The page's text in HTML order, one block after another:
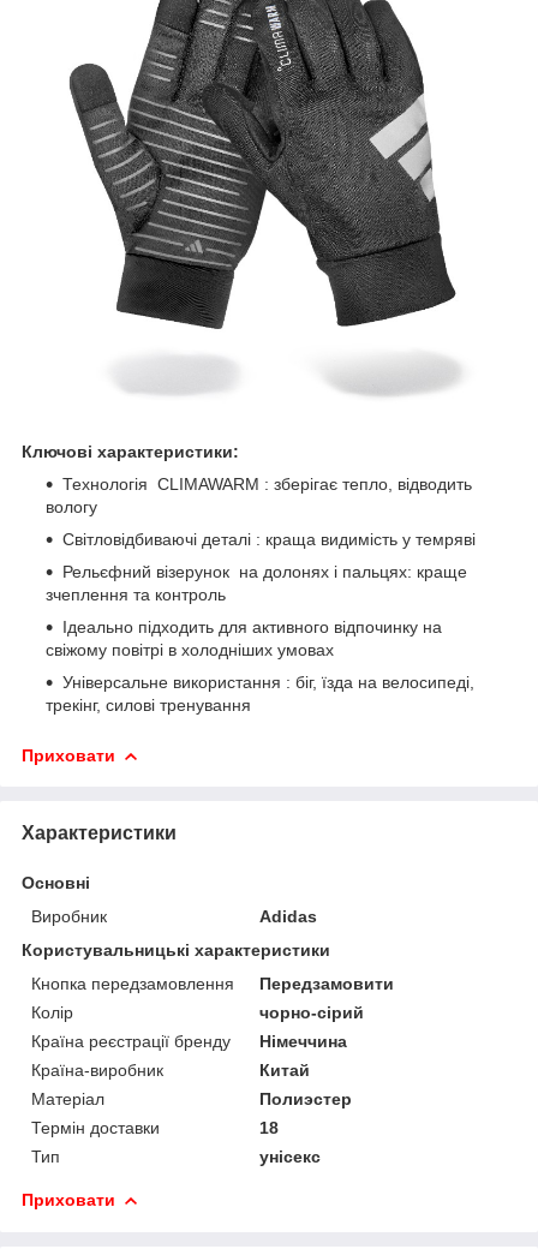
Ключові характеристики:
Технологія CLIMAWARM : зберігає тепло, відводить
вологу
Світловідбиваючі деталі : краща видимість у темряві
Рельєфний візерунок на долонях і пальцях: краще
зчеплення та контроль
Ідеально підходить для активного відпочинку на
свіжому повітрі в холодніших умовах
Універсальне використання : біг, їзда на велосипеді,
трекінг, силові тренування
Приховати
Характеристики
Основні
Виробник
Adidas
Користувальницькі характеристики
Кнопка передзамовлення
Передзамовити
Колір
чорно-сірий
Країна реєстрації бренду
Німеччина
Країна-виробник
Китай
Матеріал
Полиэстер
Термін доставки
18
Тип
унісекс
Приховати